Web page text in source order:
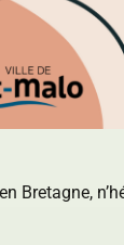
Bretagne,